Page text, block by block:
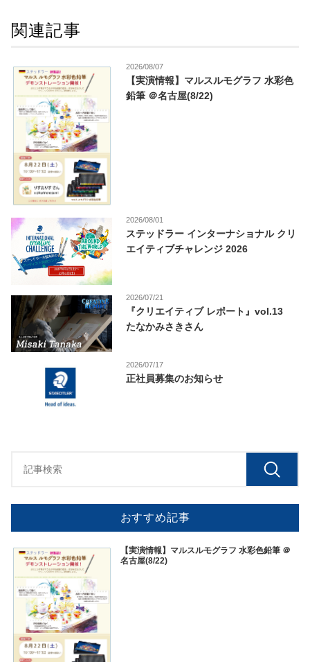
関連記事
2026/08/07
【実演情報】マルスルモグラフ 水彩色
鉛筆 ＠名古屋(8/22)
2026/08/01
ステッドラー インターナショナル クリ
エイティブチャレンジ 2026
2026/07/21
『クリエイティブ レポート』vol.13
たなかみさきさん
2026/07/17
正社員募集のお知らせ
おすすめ記事
【実演情報】マルスルモグラフ 水彩色鉛筆 ＠
名古屋(8/22)